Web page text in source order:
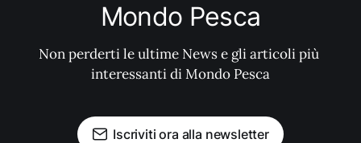
Mondo Pesca
Non perderti le ultime News e gli articoli più
interessanti di Mondo Pesca
Iscriviti ora alla newsletter